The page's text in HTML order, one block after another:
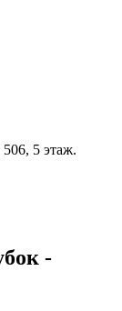
5 этаж.
-